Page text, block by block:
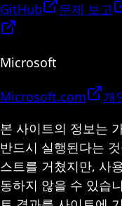
GitHub 문제 보고
Microsoft
Microsoft.com 개
본 사이트의 정보는
반드시 실행된다는
스트를 거쳤지만, 사
동하지 않을 수 있습